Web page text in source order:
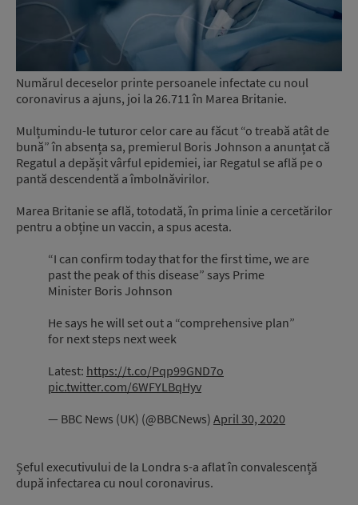
Numărul deceselor printe persoanele infectate cu noul
coronavirus a ajuns, joi la 26.711 în Marea Britanie.
Mulțumindu-le tuturor celor care au făcut “o treabă atât de
bună” în absența sa, premierul Boris Johnson a anunțat că
Regatul a depășit vârful epidemiei, iar Regatul se află pe o
pantă descendentă a îmbolnăvirilor.
Marea Britanie se află, totodată, în prima linie a cercetărilor
pentru a obține un vaccin, a spus acesta.
“I can confirm today that for the first time, we are
past the peak of this disease” says Prime
Minister Boris Johnson
He says he will set out a “comprehensive plan”
for next steps next week
Latest: https://t.co/Pqp99GND7o
pic.twitter.com/6WFYLBqHyv
— BBC News (UK) (@BBCNews) April 30, 2020
Șeful executivului de la Londra s-a aflat în convalescență
după infectarea cu noul coronavirus.